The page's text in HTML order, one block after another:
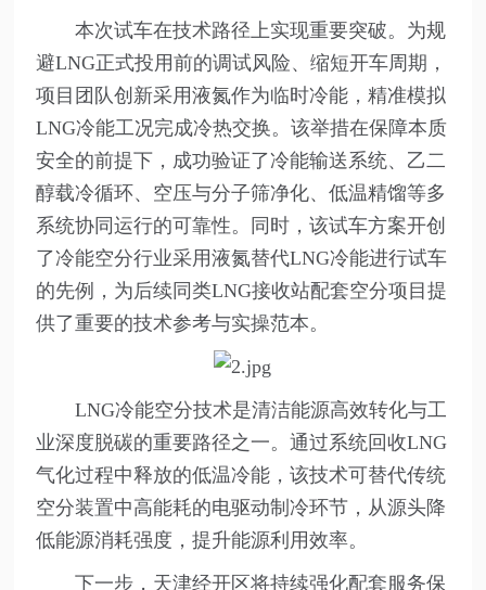
本次试车在技术路径上实现重要突破。为规
避LNG正式投用前的调试风险、缩短开车周期，
项目团队创新采用液氮作为临时冷能，精准模拟
LNG冷能工况完成冷热交换。该举措在保障本质
安全的前提下，成功验证了冷能输送系统、乙二
醇载冷循环、空压与分子筛净化、低温精馏等多
系统协同运行的可靠性。同时，该试车方案开创
了冷能空分行业采用液氮替代LNG冷能进行试车
的先例，为后续同类LNG接收站配套空分项目提
供了重要的技术参考与实操范本。
LNG冷能空分技术是清洁能源高效转化与工
业深度脱碳的重要路径之一。通过系统回收LNG
气化过程中释放的低温冷能，该技术可替代传统
空分装置中高能耗的电驱动制冷环节，从源头降
低能源消耗强度，提升能源利用效率。
下一步，天津经开区将持续强化配套服务保